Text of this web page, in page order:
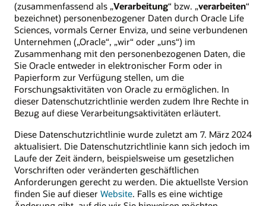
(zusammenfassend als „Verarbeitung“ bzw. „verarbeiten“
bezeichnet) personenbezogener Daten durch Oracle Life
Sciences, vormals Cerner Enviza, und seine verbundenen
Unternehmen („Oracle“, „wir“ oder „uns“) im
Zusammenhang mit den personenbezogenen Daten, die
Sie Oracle entweder in elektronischer Form oder in
Papierform zur Verfügung stellen, um die
Forschungsaktivitäten von Oracle zu ermöglichen. In
dieser Datenschutzrichtlinie werden zudem Ihre Rechte in
Bezug auf diese Verarbeitungsaktivitäten erläutert.
Diese Datenschutzrichtlinie wurde zuletzt am 7. März 2024
aktualisiert. Die Datenschutzrichtlinie kann sich jedoch im
Laufe der Zeit ändern, beispielsweise um gesetzlichen
Vorschriften oder veränderten geschäftlichen
Anforderungen gerecht zu werden. Die aktuellste Version
finden Sie auf dieser Website. Falls es eine wichtige